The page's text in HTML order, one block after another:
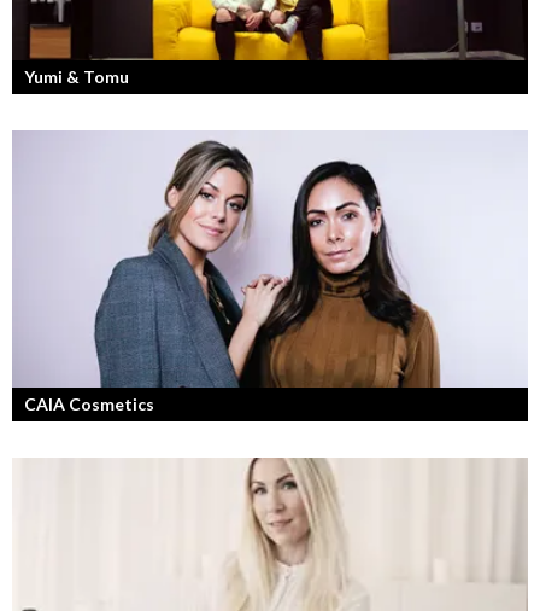
Yumi & Tomu
Läs mer om deras liv som YouTubers och Entreprenörer
CAIA Cosmetics
Skönhet är bra självkänsla och ett vackert leende enligt grundarna av
det nya raketvarumärket inom smink: CAIA Cosmetics.